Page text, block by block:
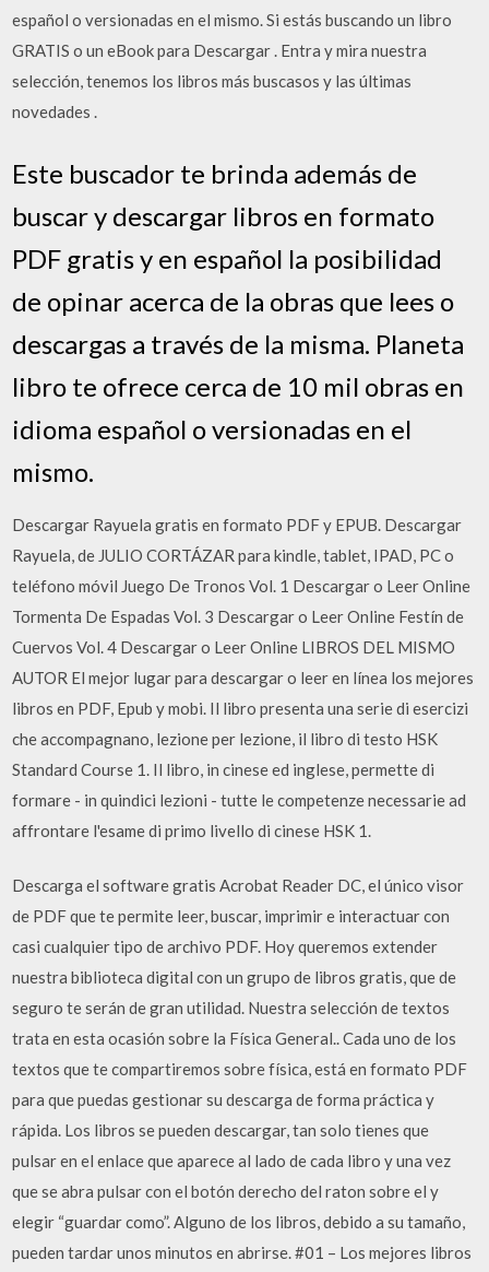
español o versionadas en el mismo. Si estás buscando un libro
GRATIS o un eBook para Descargar . Entra y mira nuestra
selección, tenemos los libros más buscasos y las últimas
novedades .
Este buscador te brinda además de
buscar y descargar libros en formato
PDF gratis y en español la posibilidad
de opinar acerca de la obras que lees o
descargas a través de la misma. Planeta
libro te ofrece cerca de 10 mil obras en
idioma español o versionadas en el
mismo.
Descargar Rayuela gratis en formato PDF y EPUB. Descargar
Rayuela, de JULIO CORTÁZAR para kindle, tablet, IPAD, PC o
teléfono móvil Juego De Tronos Vol. 1 Descargar o Leer Online
Tormenta De Espadas Vol. 3 Descargar o Leer Online Festín de
Cuervos Vol. 4 Descargar o Leer Online LIBROS DEL MISMO
AUTOR El mejor lugar para descargar o leer en línea los mejores
libros en PDF, Epub y mobi. Il libro presenta una serie di esercizi
che accompagnano, lezione per lezione, il libro di testo HSK
Standard Course 1. Il libro, in cinese ed inglese, permette di
formare - in quindici lezioni - tutte le competenze necessarie ad
affrontare l'esame di primo livello di cinese HSK 1.
Descarga el software gratis Acrobat Reader DC, el único visor
de PDF que te permite leer, buscar, imprimir e interactuar con
casi cualquier tipo de archivo PDF. Hoy queremos extender
nuestra biblioteca digital con un grupo de libros gratis, que de
seguro te serán de gran utilidad. Nuestra selección de textos
trata en esta ocasión sobre la Física General.. Cada uno de los
textos que te compartiremos sobre física, está en formato PDF
para que puedas gestionar su descarga de forma práctica y
rápida. Los libros se pueden descargar, tan solo tienes que
pulsar en el enlace que aparece al lado de cada libro y una vez
que se abra pulsar con el botón derecho del raton sobre el y
elegir “guardar como”. Alguno de los libros, debido a su tamaño,
pueden tardar unos minutos en abrirse. #01 – Los mejores libros